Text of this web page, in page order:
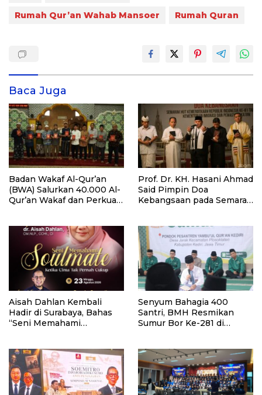
Rumah Qur’an Wahab Mansoer
Rumah Quran
Baca Juga
Badan Wakaf Al-Qur’an
(BWA) Salurkan 40.000 Al-
Qur’an Wakaf dan Perkuat
Prof. Dr. KH. Hasani Ahmad
Said Pimpin Doa
Kebangsaan pada Semarak
dan Pemasyarakatan RI
Aisah Dahlan Kembali
Hadir di Surabaya, Bahas
“Seni Memahami
Senyum Bahagia 400
Santri, BMH Resmikan
Sumur Bor Ke-281 di